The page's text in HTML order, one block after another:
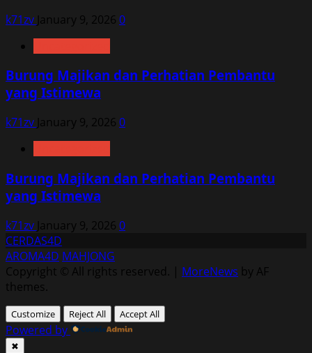
k71zv January 9, 2026 0
Burung Majikan dan Perhatian Pembantu
yang Istimewa
k71zv January 9, 2026 0
Burung Majikan dan Perhatian Pembantu
yang Istimewa
k71zv January 9, 2026 0
CERDAS4D
AROMA4D MAHJONG
Copyright © All rights reserved. | MoreNews by AF
themes.
Customize Reject All Accept All
Powered by
✖